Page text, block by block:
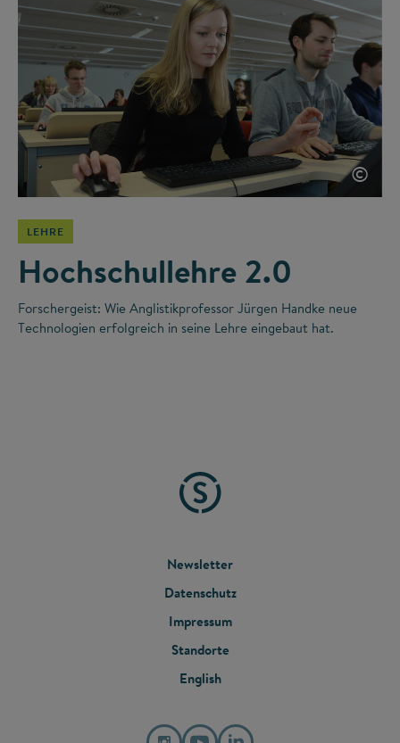
©
LEHRE
Hochschullehre 2.0
Forschergeist: Wie Anglistikprofessor Jürgen Handke neue
Technologien erfolgreich in seine Lehre eingebaut hat.
FOOTER
MENU
Newsletter
Datenschutz
Impressum
Standorte
English